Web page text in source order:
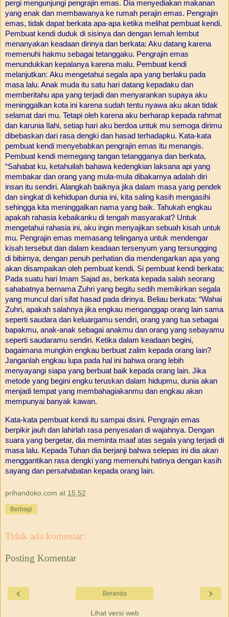
pergi mengunjungi pengrajin emas. Dia menyediakan makanan
yang enak dan membawanya ke rumah perajin emas. Pengrajin
emas, tidak dapat berkata apa-apa ketika melihat pembuat kendi.
Pembuat kendi duduk di sisinya dan dengan lemah lembut
menanyakan keadaan dirinya dan berkata: Aku datang karena
memenuhi hakmu sebagai tetanggaku. Pengrajin emas
menundukkan kepalanya karena malu. Pembuat kendi
melanjutkan: Aku mengetahui segala apa yang berlaku pada
masa lalu. Anak muda itu satu hari datang kepadaku dan
memberitahu apa yang terjadi dan menyarankan supaya aku
meninggalkan kota ini karena sudah tentu nyawa aku akan tidak
selamat dari mu. Tetapi oleh karena aku berharap kepada rahmat
dan karunia Ilahi, setiap hari aku berdoa untuk mu semoga dirimu
dibebaskan dari rasa dengki dan hasad terhadapku. Kata-kata
pembuat kendi menyebabkan pengrajin emas itu menangis.
Pembuat kendi memegang tangan tetangganya dan berkata,
“Sahabat ku, ketahuilah bahawa kedengkian laksana api yang
membakar dan orang yang mula-mula dibakarnya adalah diri
insan itu sendiri. Alangkah baiknya jika dalam masa yang pendek
dan singkat di kehidupan dunia ini, kita saling kasih mengasihi
sehingga kita meninggalkan nama yang baik. Tahukah engkau
apakah rahasia kebaikanku di tengah masyarakat? Untuk
mengetahui rahasia ini, aku ingin menyajikan sebuah kisah untuk
mu. Pengrajin emas memasang telinganya untuk mendengar
kisah tersebut dan dalam keadaan tersenyum yang tersungging
di bibirnya, dengan penuh perhatian dia mendengarkan apa yang
akan disampaikan oleh pembuat kendi. Si pembuat kendi berkata;
Pada suatu hari Imam Sajad as, berkata kepada salah seorang
sahabatnya bernama Zuhri yang begitu sedih memikirkan segala
yang muncul dari sifat hasad pada dirinya. Beliau berkata: “Wahai
Zuhri, apakah salahnya jika engkau menganggap orang lain sama
seperti saudara dan keluargamu sendiri, orang yang tua sebagai
bapakmu, anak-anak sebagai anakmu dan orang yang sebayamu
seperti saudaramu sendiri. Ketika dalam keadaan begini,
bagaimana mungkin engkau berbuat zalim kepada orang lain?
Janganlah engkau lupa pada hal ini bahwa orang lebih
menyayangi siapa yang berbuat baik kepada orang lain. Jika
metode yang begini engku teruskan dalam hidupmu, dunia akan
menjadi tempat yang membahagiakanmu dan engkau akan
mempunyai banyak kawan.
Kata-kata pembuat kendi itu sampai disini. Pengrajin emas
berpikir jauh dan lahirlah rasa penyesalan di wajahnya. Dengan
suara yang bergetar, dia meminta maaf atas segala yang terjadi di
masa lalu. Kepada Tuhan dia berjanji bahwa selepas ini dia akan
menggantikan rasa dengki yang memenuhi hatinya dengan kasih
sayang dan persahabatan kepada orang lain.
prihandoko.com at 15.52
Berbagi
Tidak ada komentar:
Posting Komentar
‹ ›
Beranda
Lihat versi web